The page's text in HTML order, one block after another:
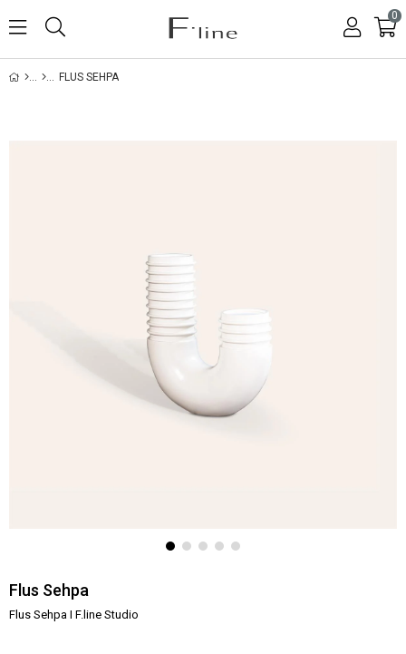
0
FLUS SEHPA
Flus Sehpa
Flus Sehpa I F.line Studio